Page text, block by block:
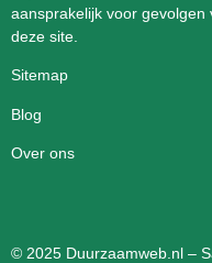
aansprakelijk voor gevolgen
deze site.
Sitemap
Blog
Over ons
© 2025 Duurzaamweb.nl –